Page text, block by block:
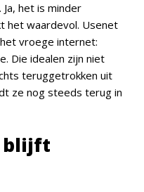
het is minder
het waardevol. Usenet
vroege internet:
Die idealen zijn niet
teruggetrokken uit
ze nog steeds terug in
blijft